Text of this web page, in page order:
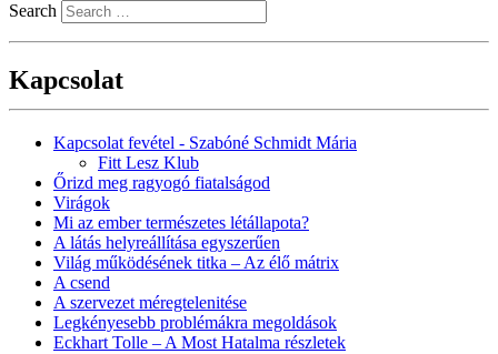
Search
Kapcsolat
Kapcsolat fevétel - Szabóné Schmidt Mária
Fitt Lesz Klub
Őrizd meg ragyogó fiatalságod
Virágok
Mi az ember természetes létállapota?
A látás helyreállítása egyszerűen
Világ működésének titka – Az élő mátrix
A csend
A szervezet méregtelenitése
Legkényesebb problémákra megoldások
Eckhart Tolle – A Most Hatalma részletek